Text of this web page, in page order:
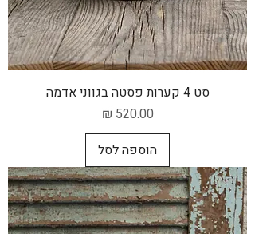
סט 4 קערות פסטה בגווני אדמה
מחיר
הוספה לסל